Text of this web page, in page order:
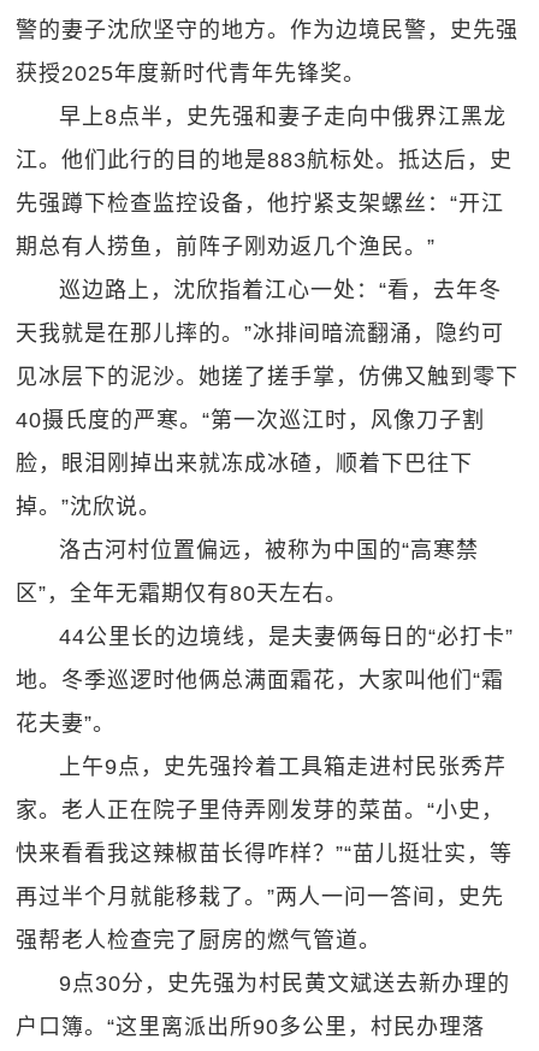
警的妻子沈欣坚守的地方。作为边境民警，史先强
获授2025年度新时代青年先锋奖。
早上8点半，史先强和妻子走向中俄界江黑龙
江。他们此行的目的地是883航标处。抵达后，史
先强蹲下检查监控设备，他拧紧支架螺丝：“开江
期总有人捞鱼，前阵子刚劝返几个渔民。”
巡边路上，沈欣指着江心一处：“看，去年冬
天我就是在那儿摔的。”冰排间暗流翻涌，隐约可
见冰层下的泥沙。她搓了搓手掌，仿佛又触到零下
40摄氏度的严寒。“第一次巡江时，风像刀子割
脸，眼泪刚掉出来就冻成冰碴，顺着下巴往下
掉。”沈欣说。
洛古河村位置偏远，被称为中国的“高寒禁
区”，全年无霜期仅有80天左右。
44公里长的边境线，是夫妻俩每日的“必打卡”
地。冬季巡逻时他俩总满面霜花，大家叫他们“霜
花夫妻”。
上午9点，史先强拎着工具箱走进村民张秀芹
家。老人正在院子里侍弄刚发芽的菜苗。“小史，
快来看看我这辣椒苗长得咋样？”“苗儿挺壮实，等
再过半个月就能移栽了。”两人一问一答间，史先
强帮老人检查完了厨房的燃气管道。
9点30分，史先强为村民黄文斌送去新办理的
户口簿。“这里离派出所90多公里，村民办理落